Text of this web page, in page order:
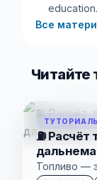
Все
Читайте
⛽ Расчёт
Топливо —